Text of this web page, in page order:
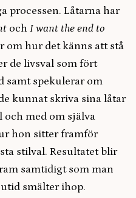
processen. Låtarna har
och I want the end to
om hur det känns att stå
de livsval som fört
samt spekulerar om
kunnat skriva sina låtar
med om själva
hon sitter framför
stilval. Resultatet blir
samtidigt som man
smälter ihop.